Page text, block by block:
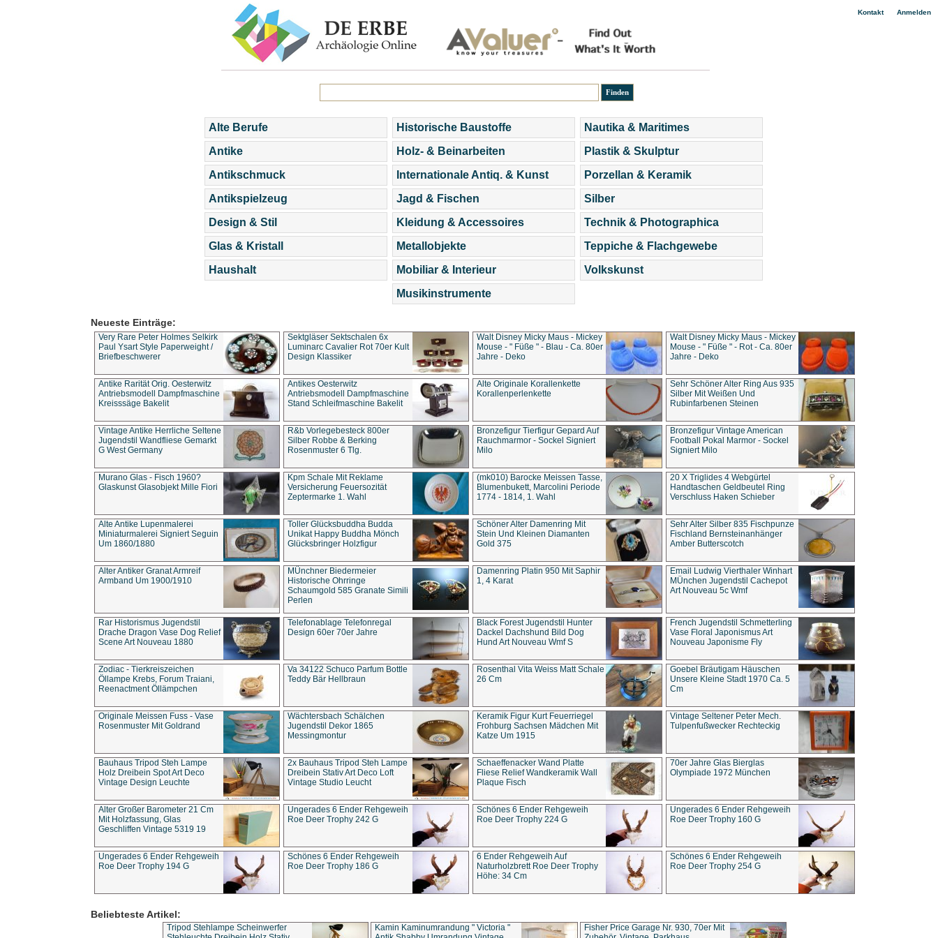
Kontakt| Anmelden
Alte Berufe
Antike
Antikschmuck
Antikspielzeug
Design & Stil
Glas & Kristall
Haushalt
Historische Baustoffe
Holz- & Beinarbeiten
Internationale Antiq. & Kunst
Jagd & Fischen
Kleidung & Accessoires
Metallobjekte
Mobiliar & Interieur
Musikinstrumente
Nautika & Maritimes
Plastik & Skulptur
Porzellan & Keramik
Silber
Technik & Photographica
Teppiche & Flachgewebe
Volkskunst
Neueste Einträge:
Very Rare Peter Holmes Selkirk
Paul Ysart Style Paperweight /
Briefbeschwerer
Sektgläser Sektschalen 6x
Luminarc Cavalier Rot 70er Kult
Design Klassiker
Walt Disney Micky Maus - Mickey
Mouse - " Füße " - Blau - Ca. 80er
Jahre - Deko
Walt Disney Micky Maus - Mickey
Mouse - " Füße " - Rot - Ca. 80er
Jahre - Deko
Antike Rarität Orig. Oesterwitz
Antriebsmodell Dampfmaschine
Kreisssäge Bakelit
Antikes Oesterwitz
Antriebsmodell Dampfmaschine
Stand Schleifmaschine Bakelit
Alte Originale Korallenkette
Korallenperlenkette
Sehr Schöner Alter Ring Aus 935
Silber Mit Weißen Und
Rubinfarbenen Steinen
Vintage Antike Herrliche Seltene
Jugendstil Wandfliese Gemarkt
G West Germany
R&b Vorlegebesteck 800er
Silber Robbe & Berking
Rosenmuster 6 Tlg.
Bronzefigur Tierfigur Gepard Auf
Rauchmarmor - Sockel Signiert
Milo
Bronzefigur Vintage American
Football Pokal Marmor - Sockel
Signiert Milo
Murano Glas - Fisch 1960?
Glaskunst Glasobjekt Mille Fiori
Kpm Schale Mit Reklame
Versicherung Feuersozität
Zeptermarke 1. Wahl
(mk010) Barocke Meissen Tasse,
Blumenbukett, Marcolini Periode
1774 - 1814, 1. Wahl
20 X Triglides 4 Webgürtel
Handtaschen Geldbeutel Ring
Verschluss Haken Schieber
Alte Antike Lupenmalerei
Miniaturmalerei Signiert Seguin
Um 1860/1880
Toller Glücksbuddha Budda
Unikat Happy Buddha Mönch
Glücksbringer Holzfigur
Schöner Alter Damenring Mit
Stein Und Kleinen Diamanten
Gold 375
Sehr Alter Silber 835 Fischpunze
Fischland Bernsteinanhänger
Amber Butterscotch
Alter Antiker Granat Armreif
Armband Um 1900/1910
MÜnchner Biedermeier
Historische Ohrringe
Schaumgold 585 Granate Simili
Perlen
Damenring Platin 950 Mit Saphir
1, 4 Karat
Email Ludwig Vierthaler Winhart
MÜnchen Jugendstil Cachepot
Art Nouveau 5c Wmf
Rar Historismus Jugendstil
Drache Dragon Vase Dog Relief
Scene Art Nouveau 1880
Telefonablage Telefonregal
Design 60er 70er Jahre
Black Forest Jugendstil Hunter
Dackel Dachshund Bild Dog
Hund Art Nouveau Wmf S
French Jugendstil Schmetterling
Vase Floral Japonismus Art
Nouveau Japonisme Fly
Zodiac - Tierkreiszeichen
Öllampe Krebs, Forum Traiani,
Reenactment Öllämpchen
Va 34122 Schuco Parfum Bottle
Teddy Bär Hellbraun
Rosenthal Vita Weiss Matt Schale
26 Cm
Goebel Bräutigam Häuschen
Unsere Kleine Stadt 1970 Ca. 5
Cm
Originale Meissen Fuss - Vase
Rosenmuster Mit Goldrand
Wächtersbach Schälchen
Jugendstil Dekor 1865
Messingmontur
Keramik Figur Kurt Feuerriegel
Frohburg Sachsen Mädchen Mit
Katze Um 1915
Vintage Seltener Peter Mech.
Tulpenfußwecker Rechteckig
Bauhaus Tripod Steh Lampe
Holz Dreibein Spot Art Deco
Vintage Design Leuchte
2x Bauhaus Tripod Steh Lampe
Dreibein Stativ Art Deco Loft
Vintage Studio Leucht
Schaeffenacker Wand Platte
Fliese Relief Wandkeramik Wall
Plaque Fisch
70er Jahre Glas Bierglas
Olympiade 1972 München
Alter Großer Barometer 21 Cm
Mit Holzfassung, Glas
Geschliffen Vintage 5319 19
Ungerades 6 Ender Rehgeweih
Roe Deer Trophy 242 G
Schönes 6 Ender Rehgeweih
Roe Deer Trophy 224 G
Ungerades 6 Ender Rehgeweih
Roe Deer Trophy 160 G
Ungerades 6 Ender Rehgeweih
Roe Deer Trophy 194 G
Schönes 6 Ender Rehgeweih
Roe Deer Trophy 186 G
6 Ender Rehgeweih Auf
Naturholzbrett Roe Deer Trophy
Höhe: 34 Cm
Schönes 6 Ender Rehgeweih
Roe Deer Trophy 254 G
Beliebteste Artikel:
Tripod Stehlampe Scheinwerfer
Kamin Kaminumrandung " Victoria "
Fisher Price Garage Nr. 930, 70er Mit